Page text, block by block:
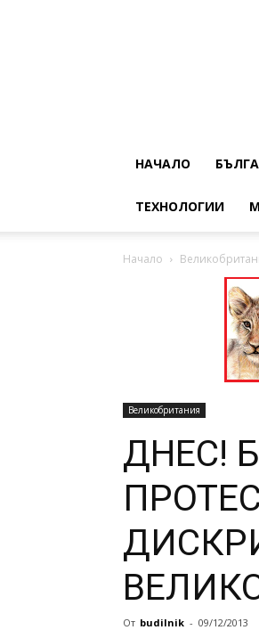
НАЧАЛО
ТЕХНОЛОГИИ
Начало
Великобритания
ДНЕС!
От budilnik - 09/12/2013